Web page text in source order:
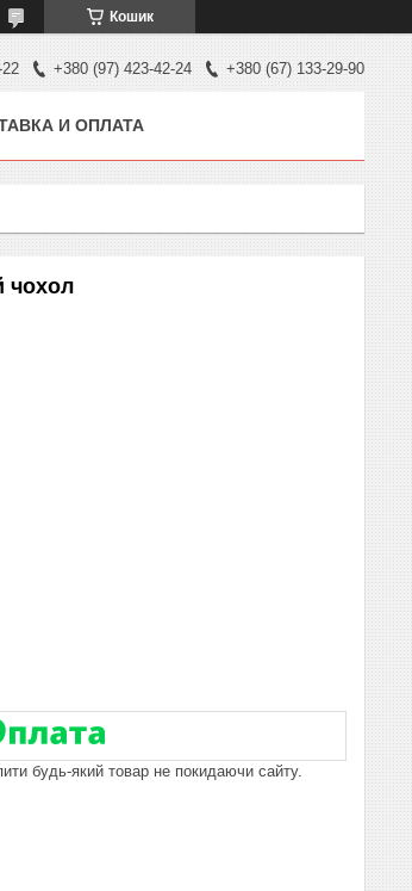
Кошик
+380 (97) 423-42-24 +380 (67) 133-29-90
И ОПЛАТА
чохол
будь-який товар не покидаючи сайту.